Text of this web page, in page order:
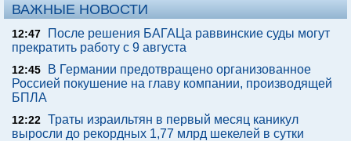
ВАЖНЫЕ НОВОСТИ
12:47
После решения БАГАЦа раввинские суды могут
прекратить работу с 9 августа
12:45
В Германии предотвращено организованное
Россией покушение на главу компании, производящей
БПЛА
12:22 Траты израильтян в первый месяц каникул
выросли до рекордных 1,77 млрд шекелей в сутки